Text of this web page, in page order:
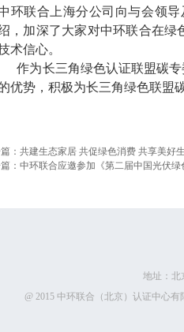
环联合上海分公司向与会领
，加深了大家对中环联合在绿
术信心。
作为长三角绿色认证联盟碳专
优势，积极为长三角绿色联盟
： 共建生态家居 共促绿色消费 共享美好
： 中环联合应邀参加《第二届中国光伏
地址：北
@ 2015 中环联合（北京）认证中心有